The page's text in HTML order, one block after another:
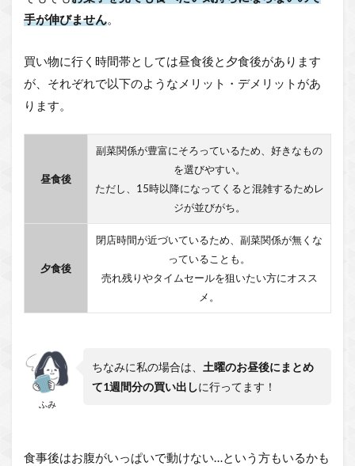
手が伸びません。
買い物に行く時間帯としては昼食後と夕食後があります
が、それぞれで以下のようなメリット・デメリットがあ
ります。
昼食後
副菜関係が豊富にそろっているため、好きなもの
を選びやすい。
ただし、15時以降になってくると混雑するためレ
ジが並びがち。
夕食後
閉店時間が近づいているため、副菜関係が無くな
っていることも。
売れ残りやタイムセールを狙いたい方にオスス
メ。
ふみ
ちなみに私の場合は、 土曜のお昼後にまとめ
て1週間分の買い出しに行ってます！
食事後はお腹がいっぱいで動けない…という方もいるかも